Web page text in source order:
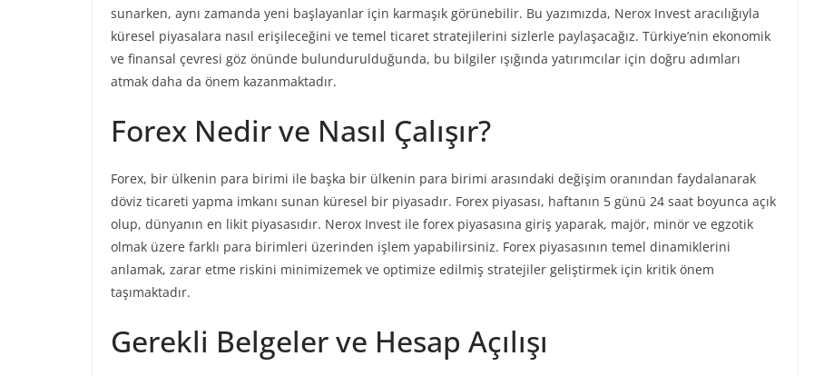
sunarken, aynı zamanda yeni başlayanlar için karmaşık görünebilir. Bu yazımızda, Nerox Invest aracılığıyla
küresel piyasalara nasıl erişileceğini ve temel ticaret stratejilerini sizlerle paylaşacağız. Türkiye’nin ekonomik
ve finansal çevresi göz önünde bulundurulduğunda, bu bilgiler ışığında yatırımcılar için doğru adımları
atmak daha da önem kazanmaktadır.
Forex Nedir ve Nasıl Çalışır?
Forex, bir ülkenin para birimi ile başka bir ülkenin para birimi arasındaki değişim oranından faydalanarak
döviz ticareti yapma imkanı sunan küresel bir piyasadır. Forex piyasası, haftanın 5 günü 24 saat boyunca açık
olup, dünyanın en likit piyasasıdır. Nerox Invest ile forex piyasasına giriş yaparak, majör, minör ve egzotik
olmak üzere farklı para birimleri üzerinden işlem yapabilirsiniz. Forex piyasasının temel dinamiklerini
anlamak, zarar etme riskini minimizemek ve optimize edilmiş stratejiler geliştirmek için kritik önem
taşımaktadır.
Gerekli Belgeler ve Hesap Açılışı